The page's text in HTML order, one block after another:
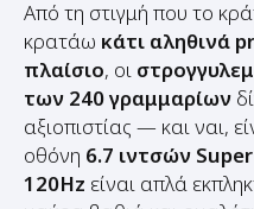
πλαίσιο, οι
των 240 γραμμαρίων
αξιοπιστίας — και ναι,
οθόνη6.7 ιντσών
120Hzείναι απλά
μαύρα βαθιά και
κουράζει τα μάτια,